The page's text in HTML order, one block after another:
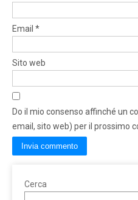
Email *
Sito web
Do il mio consenso affinché un
email, sito web) per il prossimo
Cerca